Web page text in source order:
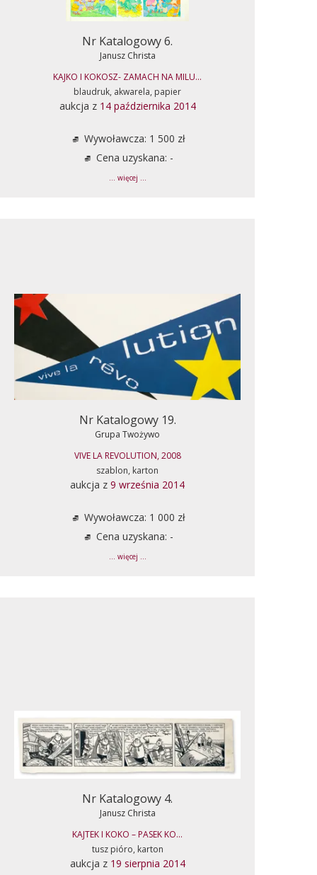
Nr Katalogowy 6.
Janusz Christa
KAJKO I KOKOSZ- ZAMACH NA MILU...
blaudruk, akwarela, papier
aukcja z 14 października 2014
Wywoławcza: 1 500 zł
Cena uzyskana: -
... więcej ...
Nr Katalogowy 19.
Grupa Twożywo
VIVE LA REVOLUTION, 2008
szablon, karton
aukcja z 9 września 2014
Wywoławcza: 1 000 zł
Cena uzyskana: -
... więcej ...
Nr Katalogowy 4.
Janusz Christa
KAJTEK I KOKO – PASEK KO...
tusz pióro, karton
aukcja z 19 sierpnia 2014